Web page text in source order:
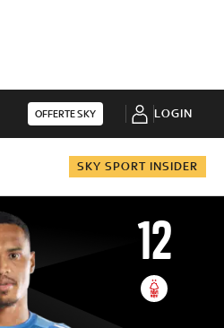
OFFERTE SKY LOGIN
SKY SPORT INSIDER
12